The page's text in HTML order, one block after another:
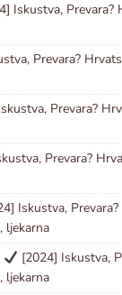
Iskustva, Prevara?
Prevara?
Prevara?
Prevara?
Iskustva, Prevara?
ljekarna
[2024] Iskustva,
ljekarna